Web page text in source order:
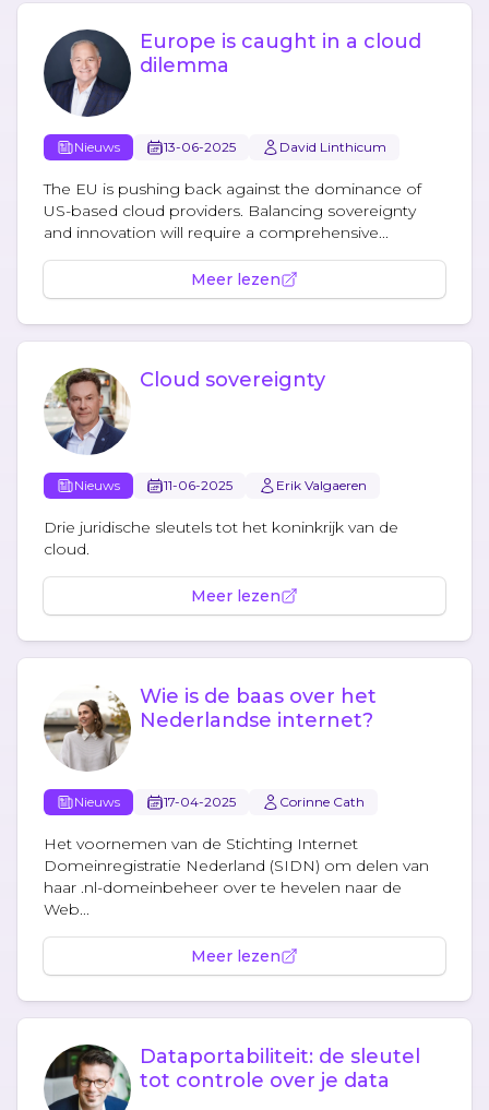
Europe is caught in a cloud
dilemma
Nieuws 13-06-2025 David Linthicum
The EU is pushing back against the dominance of
US-based cloud providers. Balancing sovereignty
and innovation will require a comprehensive...
Meer lezen
Cloud sovereignty
Nieuws 11-06-2025 Erik Valgaeren
Drie juridische sleutels tot het koninkrijk van de
cloud.
Meer lezen
Wie is de baas over het
Nederlandse internet?
Nieuws 17-04-2025 Corinne Cath
Het voornemen van de Stichting Internet
Domeinregistratie Nederland (SIDN) om delen van
haar .nl-domeinbeheer over te hevelen naar de
Web...
Meer lezen
Dataportabiliteit: de sleutel
tot controle over je data